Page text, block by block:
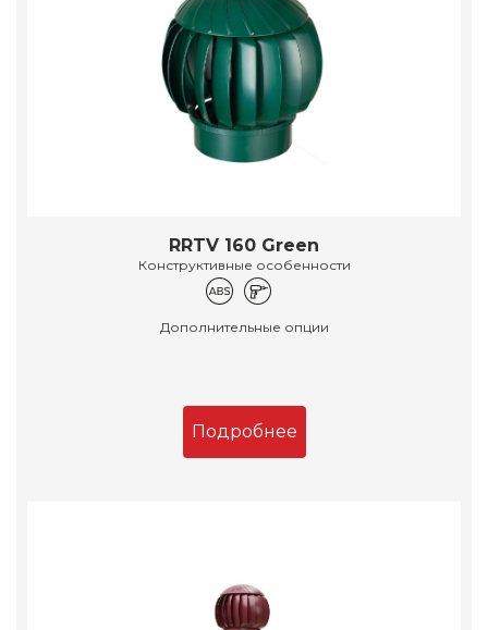
RRTV 160 Green
Конструктивные особенности
Дополнительные опции
Подробнее